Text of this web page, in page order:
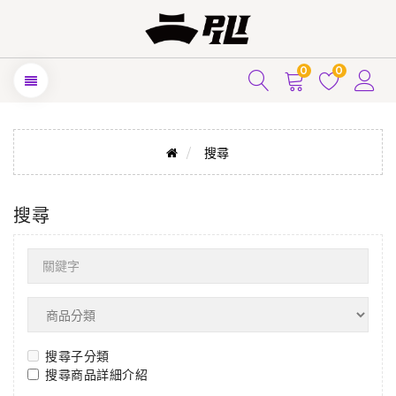
0 0
搜尋
搜尋
搜尋子分類
搜尋商品詳細介紹